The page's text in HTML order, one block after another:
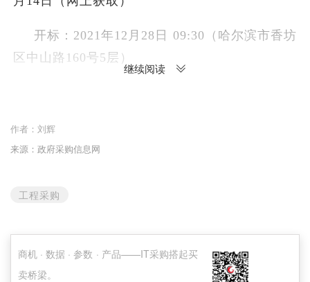
开标：2021年12月28日 09:30（哈尔滨市香坊
区中山路160号5层）
项目名称：汝阳县北汝河下段综合治理工程
（云梦桥—关帝桥）PPP项目交通工程及道路照
月13日（网上获取）
继续阅读
作者： 刘辉
来源：政府采购信息网
工程采购
商机 · 数据 · 参数 · 产品——IT采购搭起买
卖桥梁。